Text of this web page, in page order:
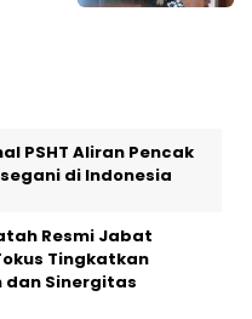
PSHT Aliran Pencak
di Indonesia
Resmi Jabat
Tingkatkan
dan Sinergitas